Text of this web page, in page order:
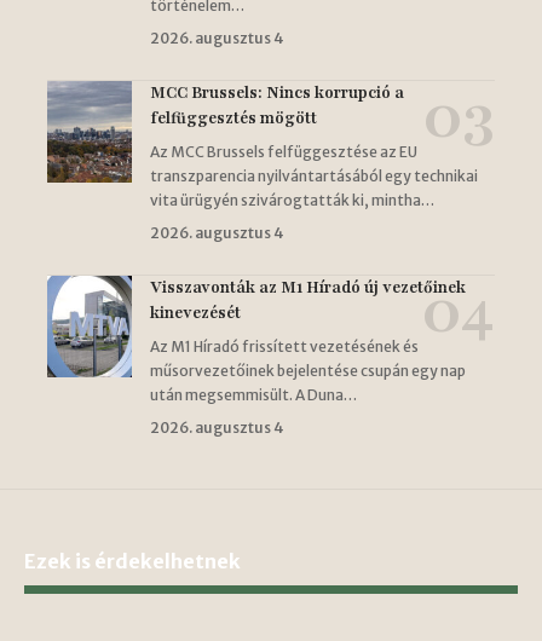
történelem…
2026. augusztus 4
MCC Brussels: Nincs korrupció a
felfüggesztés mögött
Az MCC Brussels felfüggesztése az EU
transzparencia nyilvántartásából egy technikai
vita ürügyén szivárogtatták ki, mintha…
2026. augusztus 4
Visszavonták az M1 Híradó új vezetőinek
kinevezését
Az M1 Híradó frissített vezetésének és
műsorvezetőinek bejelentése csupán egy nap
után megsemmisült. A Duna…
2026. augusztus 4
Ezek is érdekelhetnek